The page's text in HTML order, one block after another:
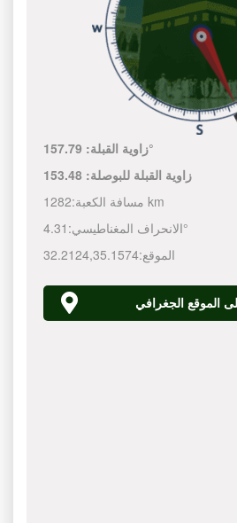
زاوية القبلة:157.79°
زاوية القبلة للبوصلة: 153.48
مسافة الكعبة: 1282 km
الانحراف المغناطيسي:4.31°
الموقع:
32.2124,35.1574
الموقع الجغرافي